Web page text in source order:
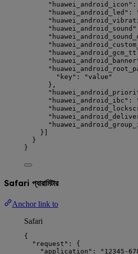
"huawei_android_icon" :
"huawei_android_led" :
"huawei_android_sound"
"key" : " value "
},
"huawei_android_ibc" :
}]
}
}
Safari প্যারামিটার
Anchor link to
Safari
{
"request" : {
"application" : " 12345-